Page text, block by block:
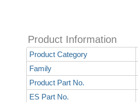
Product Information
Product Category
Family
Product Part No.
ES Part No.